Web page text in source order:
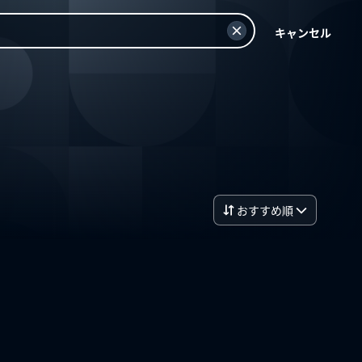
キャンセル
おすすめ順